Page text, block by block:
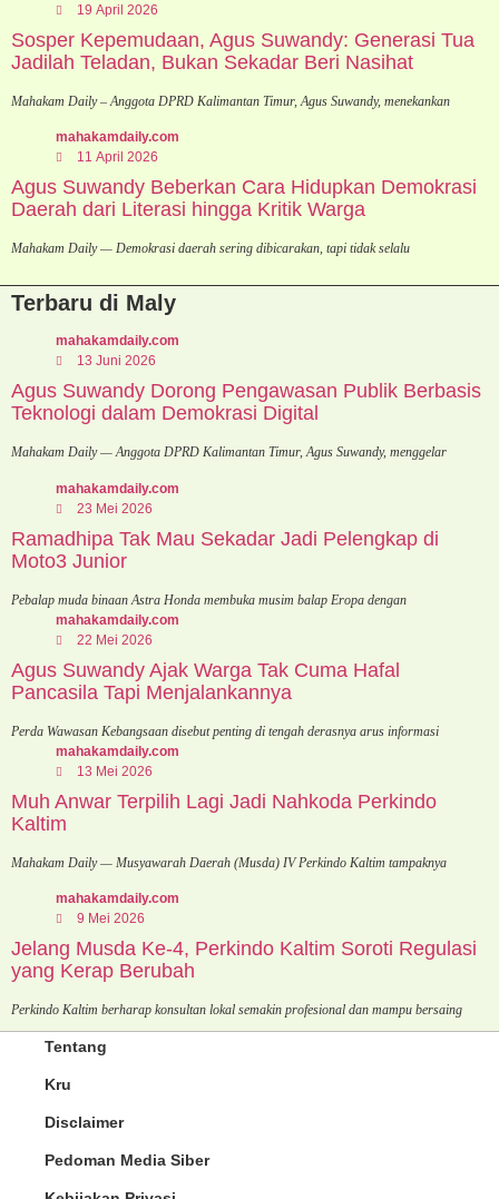
19 April 2026
Sosper Kepemudaan, Agus Suwandy: Generasi Tua
Jadilah Teladan, Bukan Sekadar Beri Nasihat
Mahakam Daily – Anggota DPRD Kalimantan Timur, Agus Suwandy, menekankan
mahakamdaily.com
11 April 2026
Agus Suwandy Beberkan Cara Hidupkan Demokrasi
Daerah dari Literasi hingga Kritik Warga
Mahakam Daily — Demokrasi daerah sering dibicarakan, tapi tidak selalu
Terbaru di Maly
mahakamdaily.com
13 Juni 2026
Agus Suwandy Dorong Pengawasan Publik Berbasis
Teknologi dalam Demokrasi Digital
Mahakam Daily — Anggota DPRD Kalimantan Timur, Agus Suwandy, menggelar
mahakamdaily.com
23 Mei 2026
Ramadhipa Tak Mau Sekadar Jadi Pelengkap di
Moto3 Junior
Pebalap muda binaan Astra Honda membuka musim balap Eropa dengan
mahakamdaily.com
22 Mei 2026
Agus Suwandy Ajak Warga Tak Cuma Hafal
Pancasila Tapi Menjalankannya
Perda Wawasan Kebangsaan disebut penting di tengah derasnya arus informasi
mahakamdaily.com
13 Mei 2026
Muh Anwar Terpilih Lagi Jadi Nahkoda Perkindo
Kaltim
Mahakam Daily — Musyawarah Daerah (Musda) IV Perkindo Kaltim tampaknya
mahakamdaily.com
9 Mei 2026
Jelang Musda Ke-4, Perkindo Kaltim Soroti Regulasi
yang Kerap Berubah
Perkindo Kaltim berharap konsultan lokal semakin profesional dan mampu bersaing
Tentang
Kru
Disclaimer
Pedoman Media Siber